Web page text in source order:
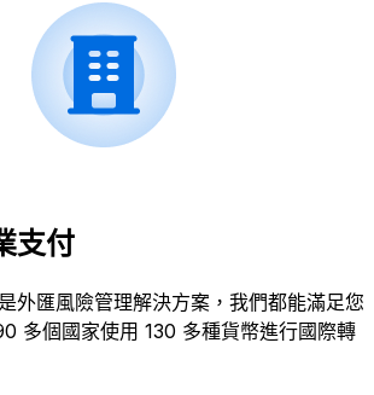
支付
外匯風險管理解決方案，我們都能滿足您
多個國家使用 130 多種貨幣進行國際轉